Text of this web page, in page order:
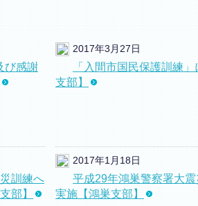
び感謝
2017年3月27日
「入間市国民保護訓練
支部】
訓練へ
部】
2017年1月18日
平成29年鴻巣警察署大
実施【鴻巣支部】